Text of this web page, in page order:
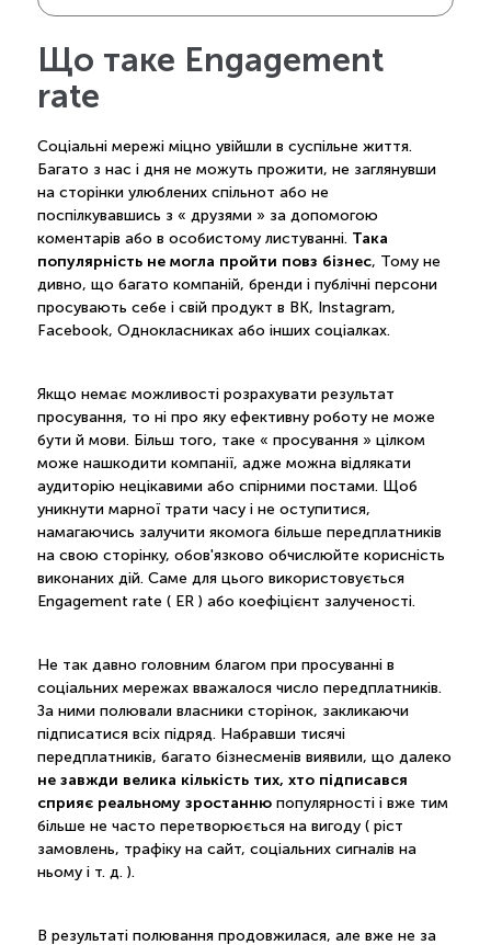
Що таке Engagement
rate
Соціальні мережі міцно увійшли в суспільне життя.
Багато з нас і дня не можуть прожити, не заглянувши
на сторінки улюблених спільнот або не
поспілкувавшись з « друзями » за допомогою
коментарів або в особистому листуванні. Така
популярність не могла пройти повз бізнес, Тому не
дивно, що багато компаній, бренди і публічні персони
просувають себе і свій продукт в ВК, Instagram,
Facebook, Однокласниках або інших соціалках.
Якщо немає можливості розрахувати результат
просування, то ні про яку ефективну роботу не може
бути й мови. Більш того, таке « просування » цілком
може нашкодити компанії, адже можна відлякати
аудиторію нецікавими або спірними постами. Щоб
уникнути марної трати часу і не оступитися,
намагаючись залучити якомога більше передплатників
на свою сторінку, обов'язково обчислюйте корисність
виконаних дій. Саме для цього використовується
Engagement rate ( ER ) або коефіцієнт залученості.
Не так давно головним благом при просуванні в
соціальних мережах вважалося число передплатників.
За ними полювали власники сторінок, закликаючи
підписатися всіх підряд. Набравши тисячі
передплатників, багато бізнесменів виявили, що далеко
не завжди велика кількість тих, хто підписався
сприяє реальному зростаннюпопулярності і вже тим
більше не часто перетворюється на вигоду ( ріст
замовлень, трафіку на сайт, соціальних сигналів на
ньому і т. д. ).
В результаті полювання продовжилася, але вже не за